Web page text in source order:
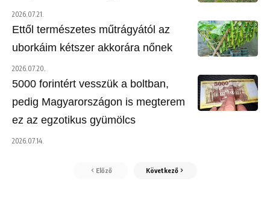
2026.07.21.
Ettől természetes műtrágyától az
uborkáim kétszer akkorára nőnek
2026.07.20.
5000 forintért vesszük a boltban,
pedig Magyarországon is megterem
ez az egzotikus gyümölcs
2026.07.14.
Előző Következő